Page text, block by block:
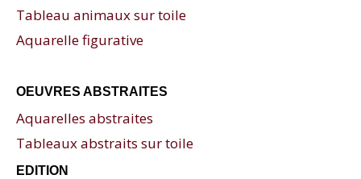
Tableau animaux sur toile
Aquarelle figurative
OEUVRES ABSTRAITES
Aquarelles abstraites
Tableaux abstraits sur toile
EDITION